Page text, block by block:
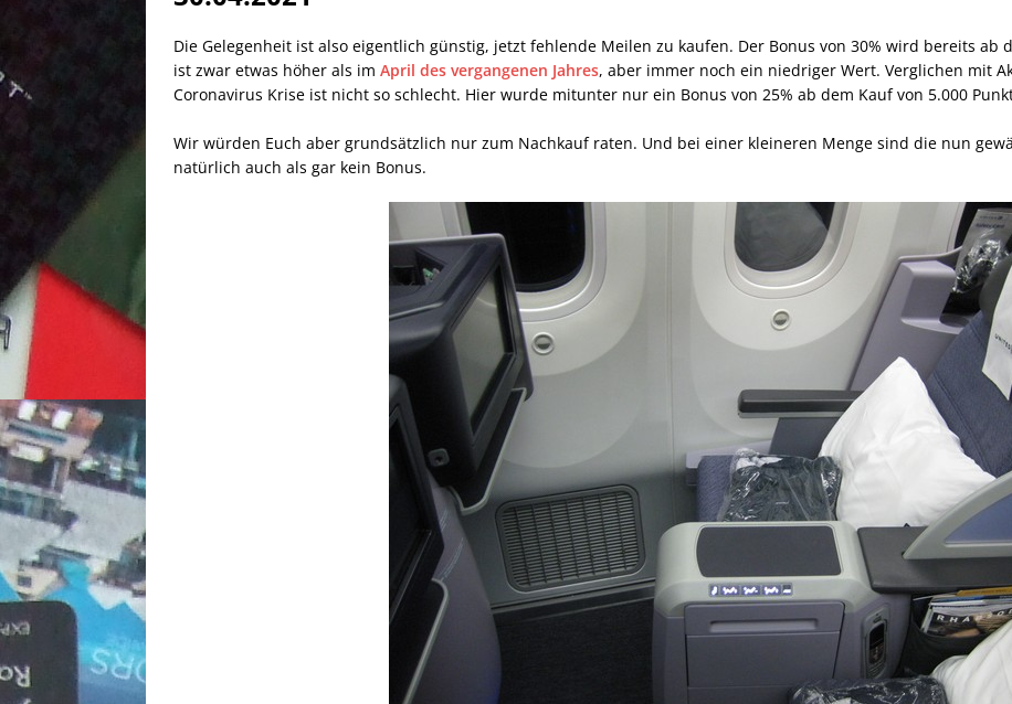
Die Gelegenheit ist also eigentlich günstig, jetzt fehlende Meilen zu kaufen. Der Bonus von 30% wird bereits ab
ist zwar etwas höher als im April des vergangenen Jahres, aber immer noch ein niedriger Wert. Verglichen mit
Coronavirus Krise ist nicht so schlecht. Hier wurde mitunter nur ein Bonus von 25% ab dem Kauf von 5.000
Wir würden Euch aber grundsätzlich nur zum Nachkauf raten. Und bei einer kleineren Menge sind die nun
natürlich auch als gar kein Bonus.